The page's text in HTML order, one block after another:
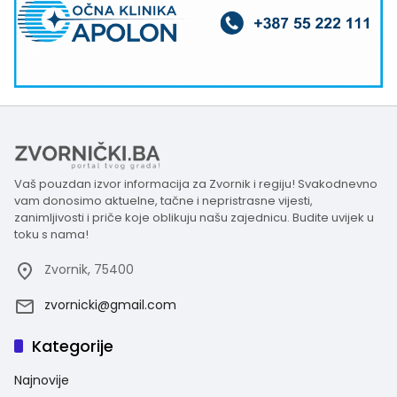
Vaš pouzdan izvor informacija za Zvornik i regiju! Svakodnevno
vam donosimo aktuelne, tačne i nepristrasne vijesti,
zanimljivosti i priče koje oblikuju našu zajednicu. Budite uvijek u
toku s nama!
Zvornik, 75400
zvornicki@gmail.com
Kategorije
Najnovije